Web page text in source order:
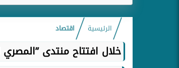
الرئيسية اقتصاد
خلال افتتاح منتدى ”المصري